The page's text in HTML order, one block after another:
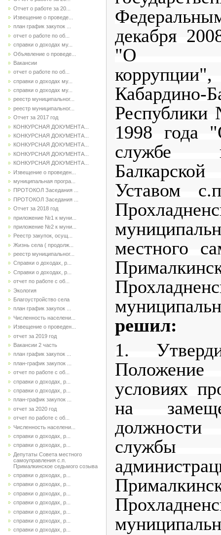
Отчет о работе за 20...
Извещение о проведе...
план график закупок ...
отчет о работе по об...
справки о доходах му...
Объявление о проведе...
Вакансии
отчет о работе по об...
справки о доходах му...
справки о доходах му...
реестр муниципальног...
реестр муниципальног...
Отчет за 2017 год
КОНКУРСНАЯ ДОКУМЕНТА...
КОНКУРСНАЯ ДОКУМЕНТА...
КОНКУРСНАЯ ДОКУМЕНТА...
КОНКУРСНАЯ ДОКУМЕНТА...
КОНКУРСНАЯ ДОКУМЕНТА...
Извещение о проведен...
муниципальная програ...
ПРОТОКОЛ Заседания ...
ПРОТОКОЛ Заседания ...
Отчет за 2018 год
приложение №1 к муни...
приложение №2 к муни...
Реестр закупок, осущ...
Жизнь села ( продолж...
реестр муниципальног...
Справки о доходах, р...
Справки о доходах, р...
отчет по работе с об...
Экология
Благоустройство села
план график закупок ...
Численность населени...
Извещение о проведен...
отчет за 2019 год
Вакансии 2 часть
план график закупок ...
план-график закупок ...
отчет по работе с об...
справки о доходах, р...
справки о доходах, р...
план-график закупок ...
отчет за 2020 год
отчет по работе с об...
Численность населени...
справки о доходах, р...
справки о доходах, р...
Депутаты Совета местного
самоуправления с.п.
Прималкинское седьмого созыва
справки о доходах, р...
справки о доходах, р...
справки о доходах, р...
справки о доходах, р...
справки о доходах, р...
справки о доходах, р...
справки о доходах, р...
декабря
"О
Кабардино-
1998 года
службе
Уставом
местного
решил:
1.
условиях
на